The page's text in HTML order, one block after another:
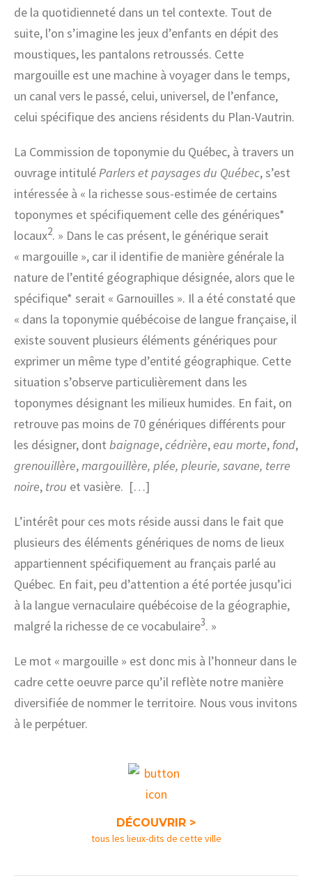
de la quotidienneté dans un tel contexte. Tout de
suite, l’on s’imagine les jeux d’enfants en dépit des
moustiques, les pantalons retroussés. Cette
margouille est une machine à voyager dans le temps,
un canal vers le passé, celui, universel, de l’enfance,
celui spécifique des anciens résidents du Plan-Vautrin.
La Commission de toponymie du Québec, à travers un
ouvrage intituléParlers et paysages du Québec, s’est
intéressée à « la richesse sous-estimée de certains
toponymes et spécifiquement celle des génériques*
locaux2. » Dans le cas présent, le générique serait
« margouille », car il identifie de manière générale la
nature de l’entité géographique désignée, alors que le
spécifique* serait « Garnouilles ». Il a été constaté que
« dans la toponymie québécoise de langue française, il
existe souvent plusieurs éléments génériques pour
exprimer un même type d’entité géographique. Cette
situation s’observe particulièrement dans les
toponymes désignant les milieux humides. En fait, on
retrouve pas moins de 70 génériques différents pour
les désigner, dont baignage,cédrière,eau morte, fond,
grenouillère,margouillère, plée, pleurie, savane, terre
noire, trou et vasière. […]
L’intérêt pour ces mots réside aussi dans le fait que
plusieurs des éléments génériques de noms de lieux
appartiennent spécifiquement au français parlé au
Québec. En fait, peu d’attention a été portée jusqu’ici
à la langue vernaculaire québécoise de la géographie,
malgré la richesse de ce vocabulaire3. »
Le mot « margouille » est donc mis à l’honneur dans le
cadre cette oeuvre parce qu’il reflète notre manière
diversifiée de nommer le territoire. Nous vous invitons
à le perpétuer.
DÉCOUVRIR >
tous les lieux-dits de cette ville